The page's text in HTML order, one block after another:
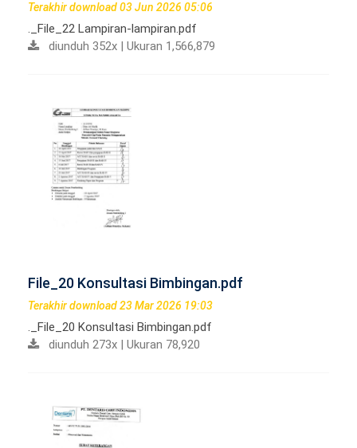
Terakhir download 03 Jun 2026 05:06
._File_22 Lampiran-lampiran.pdf
diunduh 352x | Ukuran 1,566,879
File_20 Konsultasi Bimbingan.pdf
Terakhir download 23 Mar 2026 19:03
._File_20 Konsultasi Bimbingan.pdf
diunduh 273x | Ukuran 78,920